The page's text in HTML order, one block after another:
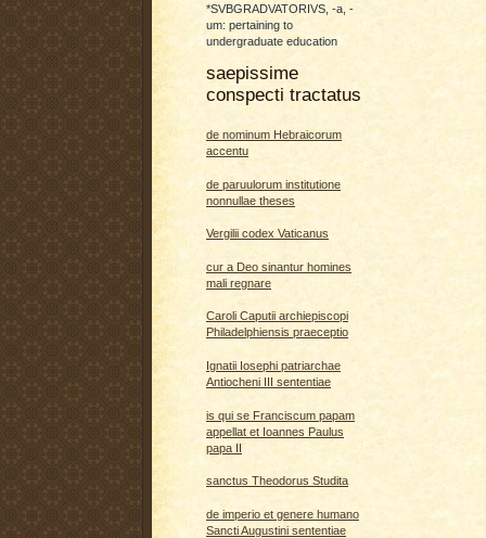
*SVBGRADVATORIVS, -a, -
um: pertaining to
undergraduate education
saepissime
conspecti tractatus
de nominum Hebraicorum
accentu
de paruulorum institutione
nonnullae theses
Vergilii codex Vaticanus
cur a Deo sinantur homines
mali regnare
Caroli Caputii archiepiscopi
Philadelphiensis praeceptio
Ignatii Iosephi patriarchae
Antiocheni III sententiae
is qui se Franciscum papam
appellat et Ioannes Paulus
papa II
sanctus Theodorus Studita
de imperio et genere humano
Sancti Augustini sententiae